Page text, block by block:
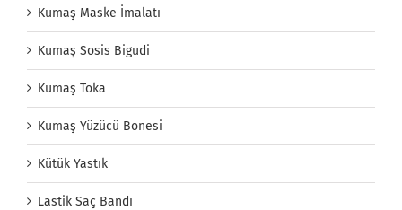
Kumaş Maske İmalatı
Kumaş Sosis Bigudi
Kumaş Toka
Kumaş Yüzücü Bonesi
Kütük Yastık
Lastik Saç Bandı